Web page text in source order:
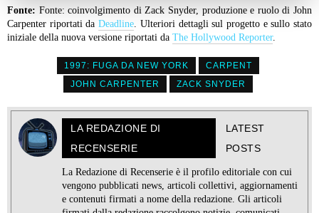
Fonte: Fonte: coinvolgimento di Zack Snyder, produzione e ruolo di John
Carpenter riportati daDeadline. Ulteriori dettagli sul progetto e sullo stato
iniziale della nuova versione riportati da The Hollywood Reporter.
1997: FUGA DA NEW YORK
CARPENT
JOHN CARPENTER
ZACK SNYDER
LA REDAZIONE DI
RECENSERIE
LATEST
POSTS
La Redazione di Recenserie è il profilo editoriale con cui
vengono pubblicati news, articoli collettivi, aggiornamenti
e contenuti firmati a nome della redazione. Gli articoli